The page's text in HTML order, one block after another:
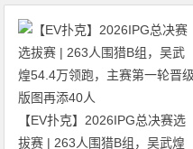
【EV扑克】2026IPG总决赛选
拔赛 | 263人围猎B组，吴武煌